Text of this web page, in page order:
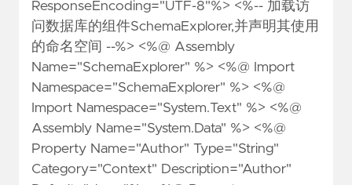
ResponseEncoding="UTF-8"%> <%-- 加载访
问数据库的组件SchemaExplorer,并声明其使用
的命名空间 --%> <%@ Assembly
Name="SchemaExplorer" %> <%@ Import
Namespace="SchemaExplorer" %> <%@
Import Namespace="System.Text" %> <%@
Assembly Name="System.Data" %> <%@
Property Name="Author" Type="String"
Category="Context" Description="Author"